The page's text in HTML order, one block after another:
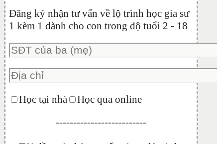
Đăng ký nhận tư vấn về lộ trình học gia sư
1 kèm 1 dành cho con trong độ tuổi 2 - 18
Học tại nhà
Học qua online
--------------------------